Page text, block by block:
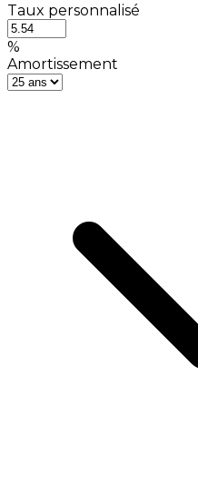
Taux personnalisé
%
Amortissement